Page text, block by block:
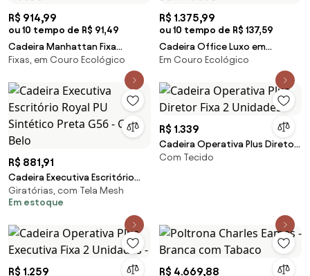
R$ 914,99
ou 10 tempo de R$ 91,49
Cadeira Manhattan Fixa
Courino Branca Base Cromada
Fixas, em Couro Ecológico
R$ 1.375,99
ou 10 tempo de R$ 137,59
Cadeira Office Luxo em
Courino Cinza com Base
Rodizio Cromada - 74391 Sun
House
Em Couro Ecológico
R$ 881,91
Cadeira Executiva Escritório
Royal PU Sintético Preta G56 -
Gran Belo
Giratórias, com Tela Mesh
Em estoque
R$ 1.339
Cadeira Operativa Plus Diretor
Fixa 2 Unidades -
Com Tecido
R$ 1.259 R$ 4.669,88